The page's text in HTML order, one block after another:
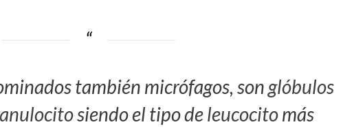
también micrófagos, songlóbulos
siendo el tipo deleucocitomás